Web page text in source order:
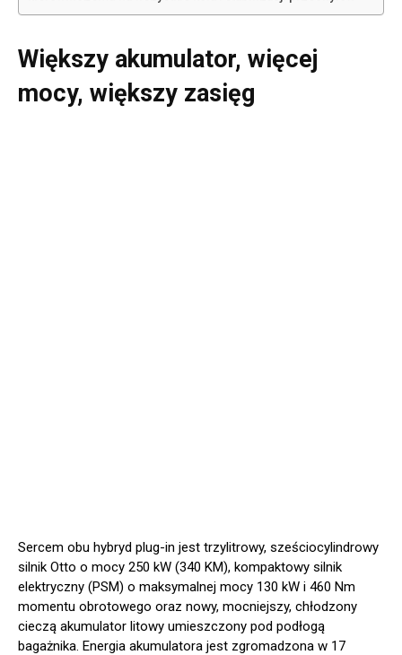
Większy akumulator, więcej
mocy, większy zasięg
Sercem obu hybryd plug-in jest trzylitrowy, sześciocylindrowy
silnik Otto o mocy 250 kW (340 KM), kompaktowy silnik
elektryczny (PSM) o maksymalnej mocy 130 kW i 460 Nm
momentu obrotowego oraz nowy, mocniejszy, chłodzony
cieczą akumulator litowy umieszczony pod podłogą
bagażnika. Energia akumulatora jest zgromadzona w 17